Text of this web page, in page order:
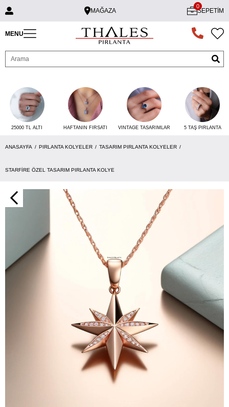
MAĞAZA SEPETIM
0
MENU
25000 TL ALTI HAFTANIN FIRSATI VINTAGE TASARIMLAR 5 TAŞ PIRLANTA
ANASAYFA PIRLANTA KOLYELER TASARIM PIRLANTA KOLYELER
STARFIRE ÖZEL TASARIM PIRLANTA KOLYE